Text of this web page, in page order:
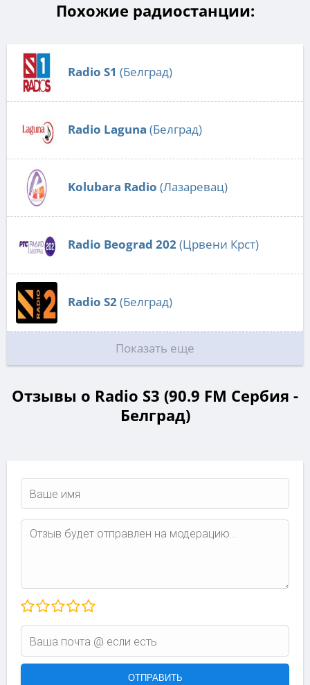
Похожие радиостанции:
Radio S1 (Белград)
Radio Laguna (Белград)
Kolubara Radio (Лазаревац)
Radio Beograd 202(Црвени Крст)
Radio S2(Белград)
Показать еще
Отзывы о Radio S3 (90.9 FM Сербия -
Белград)